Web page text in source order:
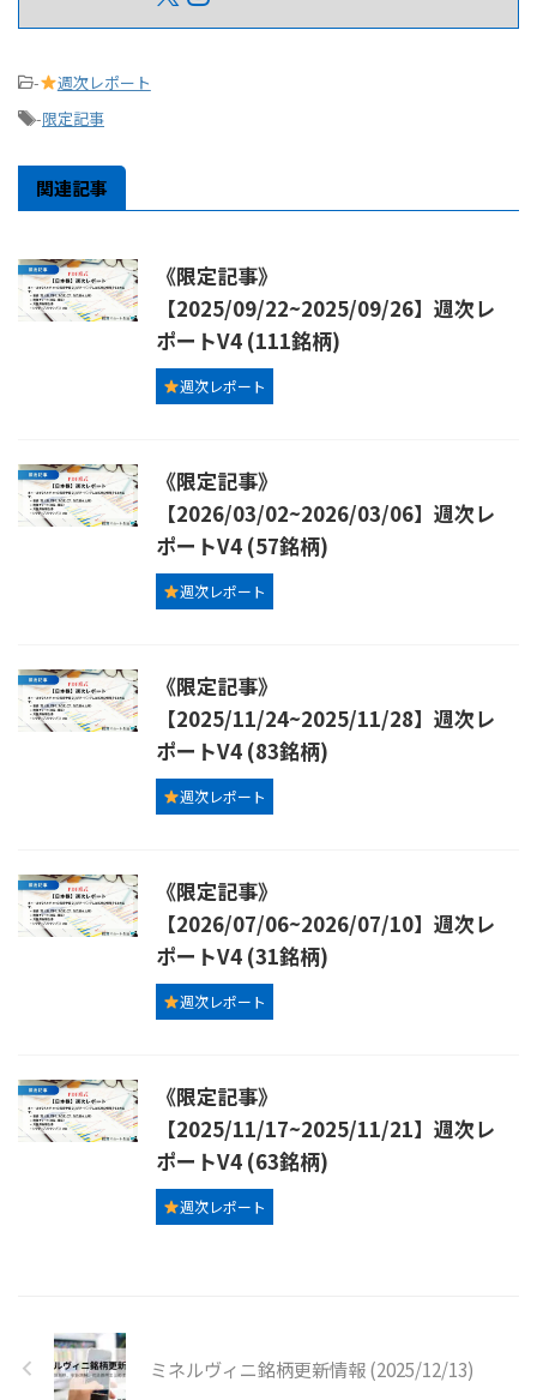
-
週次レポート
-限定記事
関連記事
《限定記事》
【2025/09/22~2025/09/26】週次レ
ポートV4 (111銘柄)
週次レポート
《限定記事》
【2026/03/02~2026/03/06】週次レ
ポートV4 (57銘柄)
週次レポート
《限定記事》
【2025/11/24~2025/11/28】週次レ
ポートV4 (83銘柄)
週次レポート
《限定記事》
【2026/07/06~2026/07/10】週次レ
ポートV4 (31銘柄)
週次レポート
《限定記事》
【2025/11/17~2025/11/21】週次レ
ポートV4 (63銘柄)
週次レポート
ミネルヴィニ銘柄更新情報 (2025/12/13)